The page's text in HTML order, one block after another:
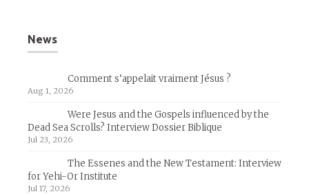
News
Comment s’appelait vraiment Jésus ?
Aug 1, 2026
Were Jesus and the Gospels influenced by the
Dead Sea Scrolls? Interview Dossier Biblique
Jul 23, 2026
The Essenes and the New Testament: Interview
for Yehi-Or Institute
Jul 17, 2026